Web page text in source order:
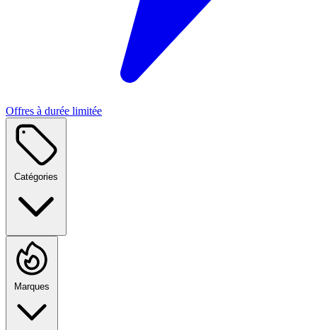
Offres à durée limitée
Catégories
Marques